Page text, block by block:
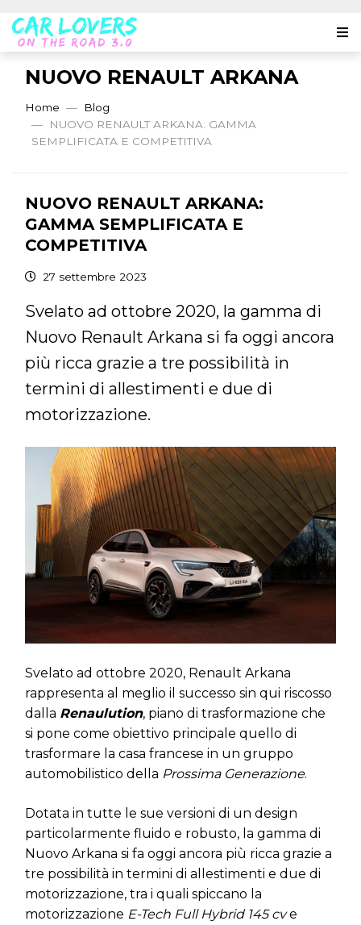
NUOVO RENAULT ARKANA
Home
Blog
NUOVO RENAULT ARKANA: GAMMA
SEMPLIFICATA E COMPETITIVA
NUOVO RENAULT ARKANA:
GAMMA SEMPLIFICATA E
COMPETITIVA
27 settembre 2023
Svelato ad ottobre 2020, la gamma di
Nuovo Renault Arkana si fa oggi ancora
più ricca grazie a tre possibilità in
termini di allestimenti e due di
motorizzazione.
Svelato ad ottobre 2020, Renault Arkana
rappresenta al meglio il successo sin qui riscosso
dalla Renaulution, piano di trasformazione che
si pone come obiettivo principale quello di
trasformare la casa francese in un gruppo
automobilistico della Prossima Generazione.
Dotata in tutte le sue versioni di un design
particolarmente fluido e robusto, la gamma di
Nuovo Arkana si fa oggi ancora più ricca grazie a
tre possibilità in termini di allestimenti e due di
motorizzazione, tra i quali spiccano la
motorizzazione E-Tech Full Hybrid 145 cve